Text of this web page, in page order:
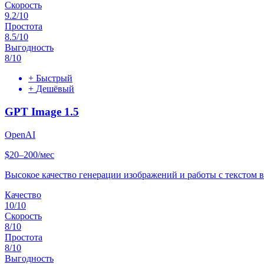
Скорость
9.2/10
Простота
8.5/10
Выгодность
8/10
+ Быстрый
+ Дешёвый
GPT Image 1.5
OpenAI
$20–200/мес
Высокое качество генерации изображений и работы с текстом
Качество
10/10
Скорость
8/10
Простота
8/10
Выгодность